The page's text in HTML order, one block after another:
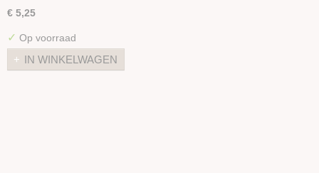
€ 5,25
✓ Op voorraad
IN WINKELWAGEN